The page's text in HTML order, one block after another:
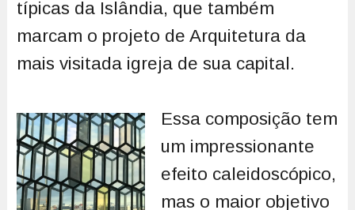
típicas da Islândia, que também
marcam o projeto de Arquitetura da
mais visitada igreja de sua capital.
Essa composição tem
um impressionante
efeito caleidoscópico,
mas o maior objetivo